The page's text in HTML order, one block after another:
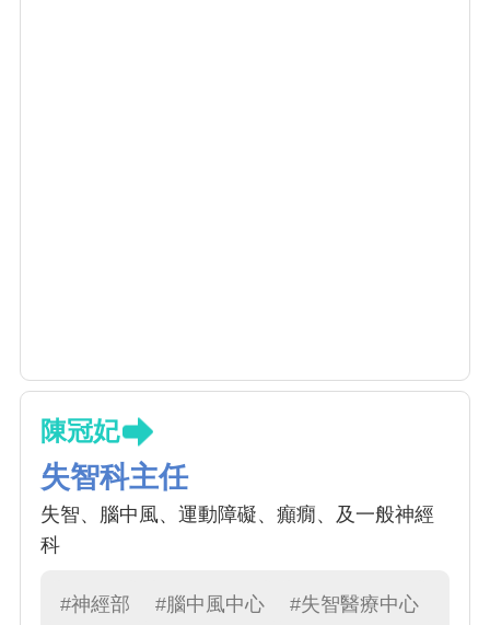
陳冠妃
失智科主任
失智、腦中風、運動障礙、癲癇、及一般神經
科
#神經部 #腦中風中心 #失智醫療中心